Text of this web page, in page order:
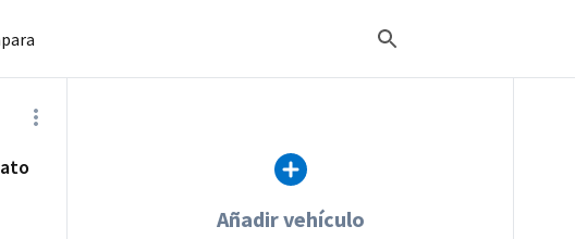
Añadir vehículo